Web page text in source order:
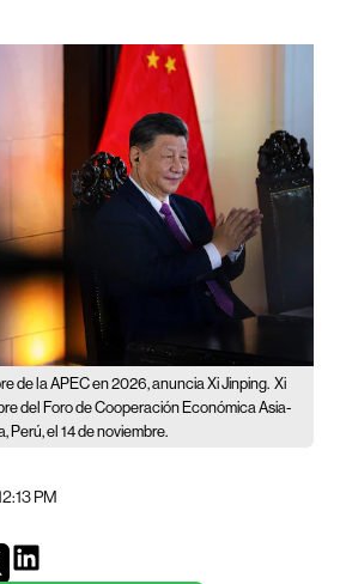
de la APEC en 2026, anuncia Xi Jinping. Xi
del Foro de Cooperación Económica Asia-
Perú, el 14 de noviembre.
PM